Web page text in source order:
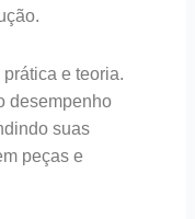
e teoria.
desempenho
suas
peças e